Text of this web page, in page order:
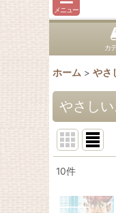
メニュー
カ
ホーム > やさ
やさし
10件